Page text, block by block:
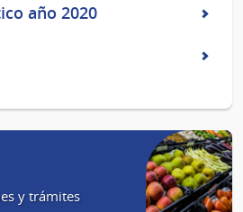
año 2020
y trámites